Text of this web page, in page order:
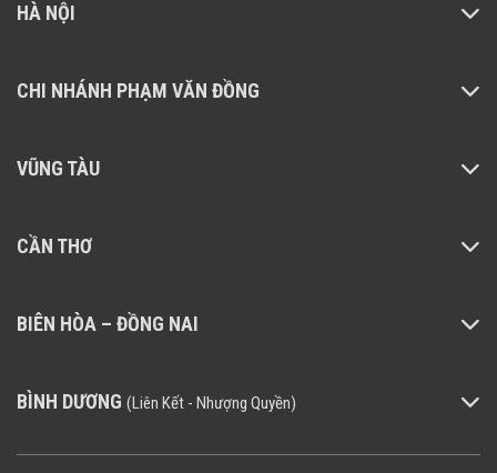
Ghi hình ban đêm với công nghệ
3D DNR và WDR cải thiện đáng kể độ rõ nét
HÀ NỘI
CHI NHÁNH PHẠM VĂN ĐỒNG
VŨNG TÀU
CẦN THƠ
BIÊN HÒA – ĐỒNG NAI
BÌNH DƯƠNG (Liên Kết - Nhượng Quyền)